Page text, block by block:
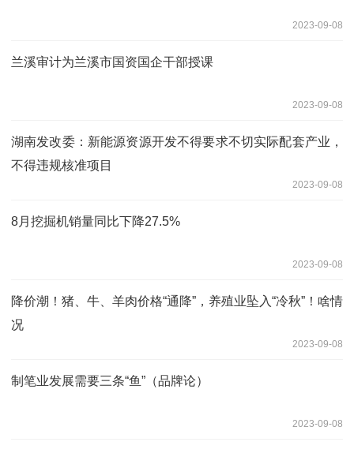
2023-09-08
兰溪审计为兰溪市国资国企干部授课
2023-09-08
湖南发改委：新能源资源开发不得要求不切实际配套产业，
不得违规核准项目
2023-09-08
8月挖掘机销量同比下降27.5%
2023-09-08
降价潮！猪、牛、羊肉价格“通降”，养殖业坠入“冷秋”！啥情
况
2023-09-08
制笔业发展需要三条“鱼”（品牌论）
2023-09-08